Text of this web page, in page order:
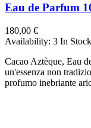
Eau de Parfum
180,00 €
Availability: 3 In Stock
Cacao Aztèque, Eau
un'essenza non
profumo inebriante